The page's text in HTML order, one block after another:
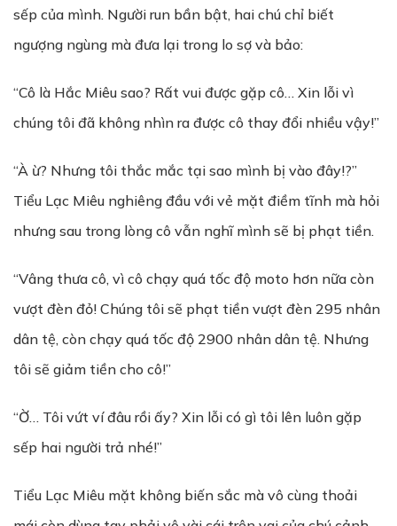
sếp của mình. Người run bần bật, hai chú chỉ biết
ngượng ngùng mà đưa lại trong lo sợ và bảo:
“Cô là Hắc Miêu sao? Rất vui được gặp cô… Xin lỗi vì
chúng tôi đã không nhìn ra được cô thay đổi nhiều vậy!”
“À ừ? Nhưng tôi thắc mắc tại sao mình bị vào đây!?”
Tiểu Lạc Miêu nghiêng đầu với vẻ mặt điềm tĩnh mà hỏi
nhưng sau trong lòng cô vẫn nghĩ mình sẽ bị phạt tiền.
“Vâng thưa cô, vì cô chạy quá tốc độ moto hơn nữa còn
vượt đèn đỏ! Chúng tôi sẽ phạt tiền vượt đèn 295 nhân
dân tệ, còn chạy quá tốc độ 2900 nhân dân tệ. Nhưng
tôi sẽ giảm tiền cho cô!”
“Ờ… Tôi vứt ví đâu rồi ấy? Xin lỗi có gì tôi lên luôn gặp
sếp hai người trả nhé!”
Tiểu Lạc Miêu mặt không biến sắc mà vô cùng thoải